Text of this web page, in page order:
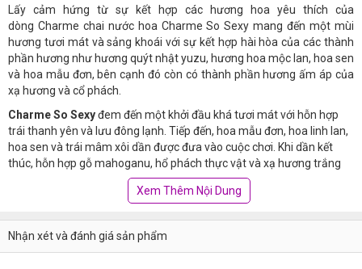
Lấy cảm hứng từ sự kết hợp các hương hoa yêu thích của
dòng Charme chai nước hoa Charme So Sexy mang đến một mùi
hương tươi mát và sảng khoái với sự kết hợp hài hòa của các thành
phần hương như hương quýt nhật yuzu, hương hoa mộc lan, hoa sen
và hoa mẫu đơn, bên cạnh đó còn có thành phần hương ấm áp của
xạ hương và cổ phách.
Charme So Sexyđem đến một khởi đầu khá tươi mát với hỗn hợp
trái thanh yên và lưu đông lạnh. Tiếp đến, hoa mẫu đơn, hoa linh lan,
hoa sen và trái mâm xôi dần được đưa vào cuộc chơi. Khi dần kết
thúc, hỗn hợp gỗ mahoganu, hổ phách thực vật và xạ hương trắng
cùng hòa quyện, mang tới những trải nghiệm đầy ấm áp và quyến rũ.
Mẫu chai được thiết kế với tông màu đỏ tươi trong suốt cùng những
đường nét đầy tinh tế, gợi lên nét gợi cảm và ngọt ngào giống như
mùi hương. Charme So Sexymang đến mùi hương cực kỳ gợi cảm
và thu hút, và chắc chắn sẽ không bao giờ phải làm bạn thất
Xem Thêm Nội Dung
Nhận xét và đánh giá sản phẩm